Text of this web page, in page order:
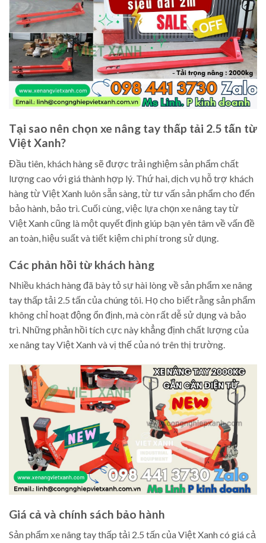
Tại sao nên chọn xe nâng tay thấp tải 2.5 tấn từ
Việt Xanh?
Đầu tiên, khách hàng sẽ được trải nghiệm sản phẩm chất
lượng cao với giá thành hợp lý. Thứ hai, dịch vụ hỗ trợ khách
hàng từ Việt Xanh luôn sẵn sàng, từ tư vấn sản phẩm cho đến
bảo hành, bảo trì. Cuối cùng, việc lựa chọn xe nâng tay từ
Việt Xanh cũng là một quyết định giúp bạn yên tâm về vấn đề
an toàn, hiệu suất và tiết kiệm chi phí trong sử dụng.
Các phản hồi từ khách hàng
Nhiều khách hàng đã bày tỏ sự hài lòng về sản phẩm xe nâng
tay thấp tải 2.5 tấn của chúng tôi. Họ cho biết rằng sản phẩm
không chỉ hoạt động ổn định, mà còn rất dễ sử dụng và bảo
trì. Những phản hồi tích cực này khẳng định chất lượng của
xe nâng tay Việt Xanh và vị thế của nó trên thị trường.
Giá cả và chính sách bảo hành
Sản phẩm xe nâng tay thấp tải 2.5 tấn của Việt Xanh có giá cả